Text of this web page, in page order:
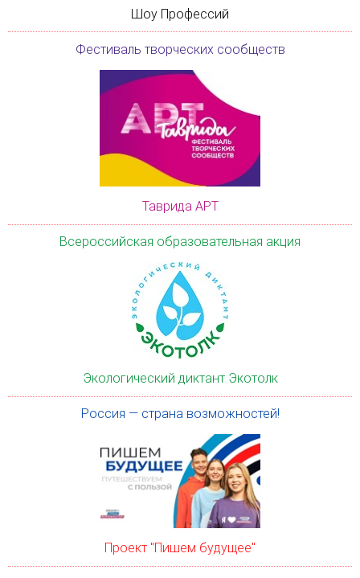
Шоу Профессий
Фестиваль творческих сообществ
Таврида АРТ
Всероссийская образовательная акция
Экологический диктант Экотолк
Россия — страна возможностей!
Проект "Пишем будущее"